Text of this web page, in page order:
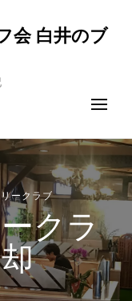
会 白井のブ
ークラブ
クラ